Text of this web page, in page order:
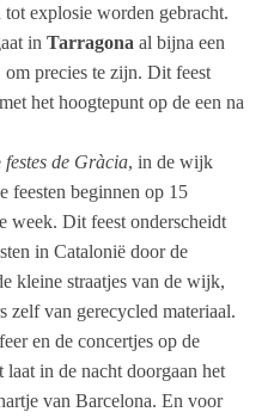
explosie worden gebracht.
in Tarragona al bijna een
precies te zijn. Dit feest
het hoogtepunt op de een na
festes de Gràcia, in de wijk
feesten beginnen op 15
week. Dit feest onderscheidt
in Catalonië door de
kleine straatjes van de wijk,
zelf van gerecycled materiaal.
en de concertjes op de
in de nacht doorgaan het
van Barcelona. En voor